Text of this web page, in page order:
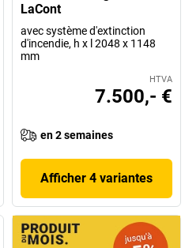
de qualité testés, conformes à
allemande , bien sûr.
LaCont
avec système d'extinction
d'incendie, h x l 2048 x 1148
mm
HTVA
7.500,- €
en 2 semaines
Afficher 4 variantes